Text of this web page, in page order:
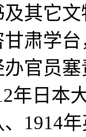
其它
肃学
办官员
年日本
1914